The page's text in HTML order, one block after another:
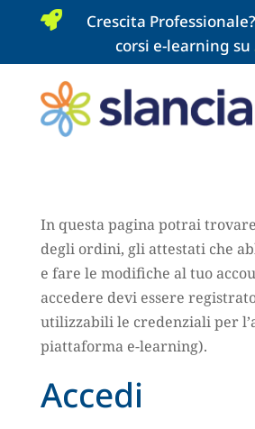

Crescita
corsi e-learning su
In questa pagina potrai
degli ordini, gli attestati che
e fare le modifiche al tuo
accedere devi essere
utilizzabili le credenziali per
piattaforma e-learning).
Accedi